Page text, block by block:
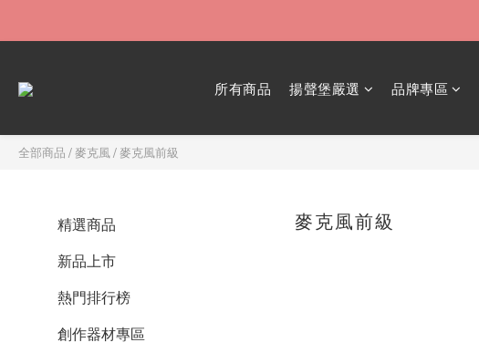
所有商品 揚聲堡嚴選 品牌專區
全部商品 / 麥克風 / 麥克風前級
精選商品
新品上市
熱門排行榜
創作器材專區
麥克風前級